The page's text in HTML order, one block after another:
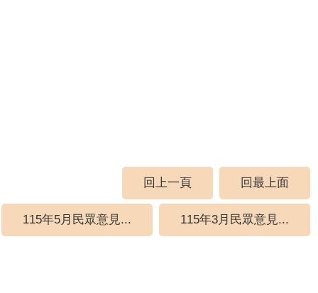
回上一頁 回最上面
115年5月民眾意見... 115年3月民眾意見...